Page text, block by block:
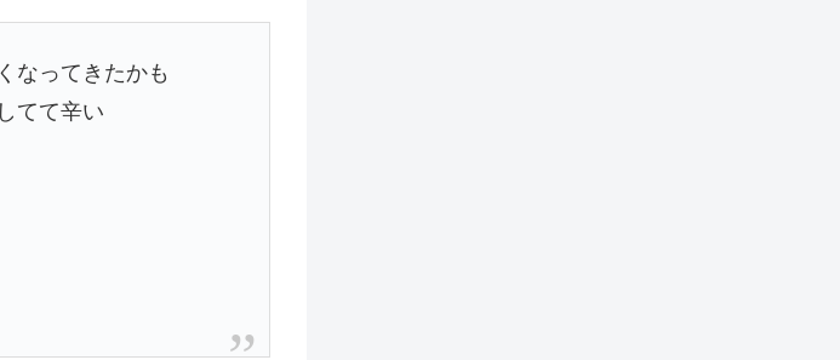
なってきたかも
てて辛い